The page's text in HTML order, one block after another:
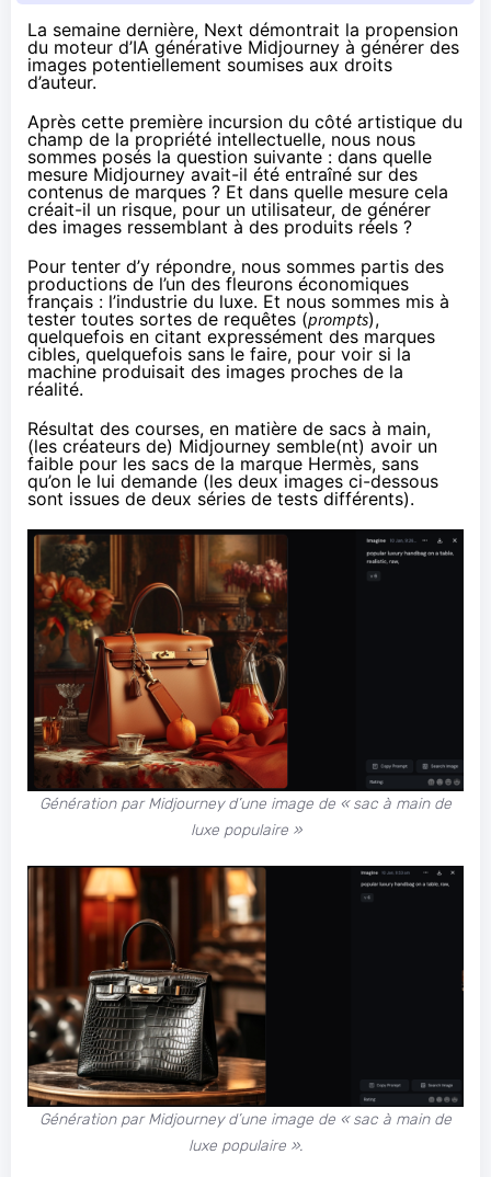
La semaine dernière, Next démontrait la propension
du moteur d’IA générative Midjourney à générer des
images potentiellement soumises aux droits
d’auteur.
Après cette première incursion du côté artistique du
champ de la propriété intellectuelle, nous nous
sommes posés la question suivante : dans quelle
mesure Midjourney avait-il été entraîné sur des
contenus de marques ? Et dans quelle mesure cela
créait-il un risque, pour un utilisateur, de générer
des images ressemblant à des produits réels ?
Pour tenter d’y répondre, nous sommes partis des
productions de l’un des fleurons économiques
français : l’industrie du luxe. Et nous sommes mis à
tester toutes sortes de requêtes (prompts),
quelquefois en citant expressément des marques
cibles, quelquefois sans le faire, pour voir si la
machine produisait des images proches de la
réalité.
Résultat des courses, en matière de sacs à main,
(les créateurs de) Midjourney semble(nt) avoir un
faible pour les sacs de la marque Hermès, sans
qu’on le lui demande (les deux images ci-dessous
sont issues de deux séries de tests différents).
Génération par Midjourney d’une image de « sac à main de
luxe populaire »
Génération par Midjourney d’une image de « sac à main de
luxe populaire ».